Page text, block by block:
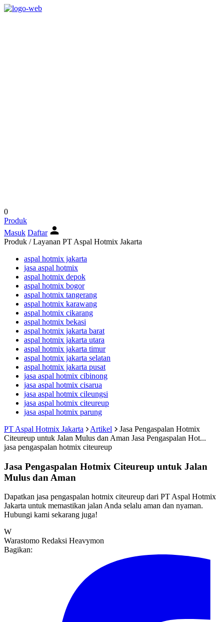
0
Produk
Masuk Daftar
Produk / Layanan PT Aspal Hotmix Jakarta
aspal hotmix jakarta
jasa aspal hotmix
aspal hotmix depok
aspal hotmix bogor
aspal hotmix tangerang
aspal hotmix karawang
aspal hotmix cikarang
aspal hotmix bekasi
aspal hotmix jakarta barat
aspal hotmix jakarta utara
aspal hotmix jakarta timur
aspal hotmix jakarta selatan
aspal hotmix jakarta pusat
jasa aspal hotmix cibinong
jasa aspal hotmix cisarua
jasa aspal hotmix cileungsi
jasa aspal hotmix citeureup
jasa aspal hotmix parung
PT Aspal Hotmix Jakarta
Artikel
Jasa Pengaspalan Hotmix
Citeureup untuk Jalan Mulus dan Aman Jasa Pengaspalan Hot...
jasa pengaspalan hotmix citeureup
Jasa Pengaspalan Hotmix Citeureup untuk Jalan
Mulus dan Aman
Dapatkan jasa pengaspalan hotmix citeureup dari PT Aspal Hotmix
Jakarta untuk memastikan jalan Anda selalu aman dan nyaman.
Hubungi kami sekarang juga!
W
Warastomo Redaksi Heavymon
Bagikan: